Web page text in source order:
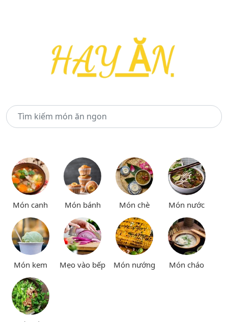
Món canh Món bánh Món chè Món nước
Món kem Mẹo vào bếp Món nướng Món cháo